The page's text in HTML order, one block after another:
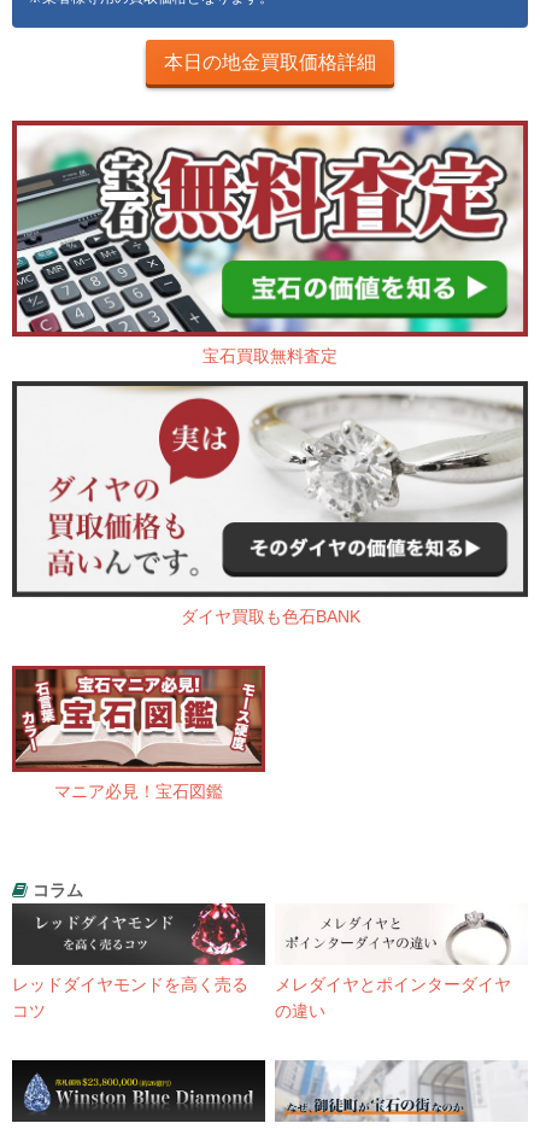
本日の地金買取価格詳細
宝石買取無料査定
ダイヤ買取も色石BANK
マニア必見！宝石図鑑
コラム
レッドダイヤモンドを高く売る
コツ
メレダイヤとポインターダイヤ
の違い